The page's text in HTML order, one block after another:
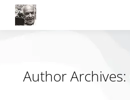
Author Archives: